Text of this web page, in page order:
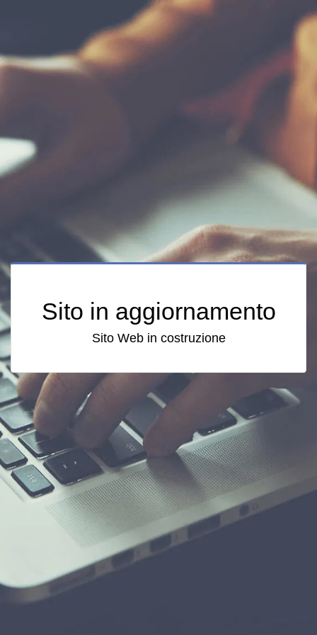
Sito in aggiornamento
Sito Web in costruzione